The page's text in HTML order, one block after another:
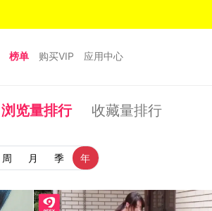
榜单 购买VIP 应用中心
浏览量排行 收藏量排行
周 月 季 年